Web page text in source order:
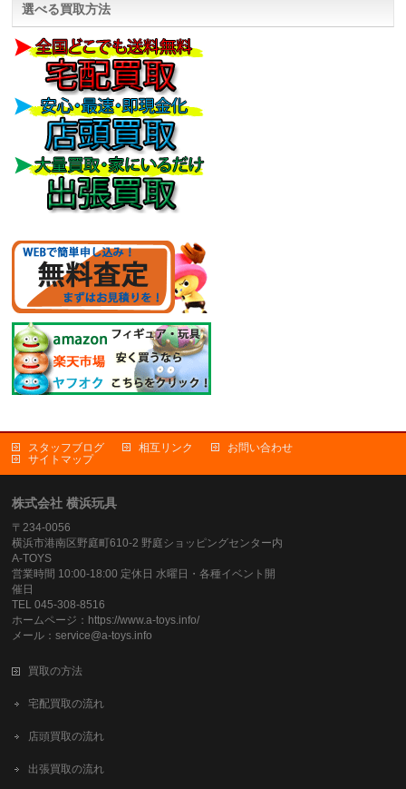
選べる買取方法
スタッフブログ 相互リンク
お問い合わせ
サイトマップ
株式会社 横浜玩具
〒234-0056
横浜市港南区野庭町610-2 野庭ショッピングセンター内
A-TOYS
営業時間 10:00-18:00 定休日 水曜日・各種イベント開
催日
TEL 045-308-8516
ホームページ：https://www.a-toys.info/
メール：service@a-toys.info
買取の方法
宅配買取の流れ
店頭買取の流れ
出張買取の流れ